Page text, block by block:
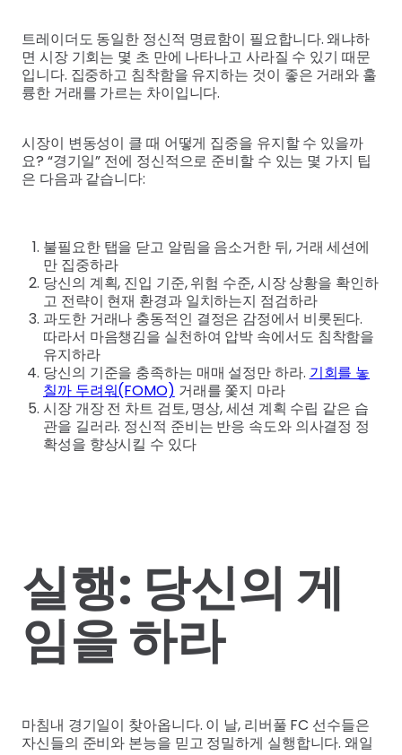
트레이더도 동일한 정신적 명료함이 필요합니다. 왜냐하
면 시장 기회는 몇 초 만에 나타나고 사라질 수 있기 때문
입니다. 집중하고 침착함을 유지하는 것이 좋은 거래와 훌
륭한 거래를 가르는 차이입니다.
시장이 변동성이 클 때 어떻게 집중을 유지할 수 있을까
요? “경기일” 전에 정신적으로 준비할 수 있는 몇 가지 팁
은 다음과 같습니다:
불필요한 탭을 닫고 알림을 음소거한 뒤, 거래 세션에
만 집중하라
당신의 계획, 진입 기준, 위험 수준, 시장 상황을 확인하
고 전략이 현재 환경과 일치하는지 점검하라
과도한 거래나 충동적인 결정은 감정에서 비롯된다.
따라서 마음챙김을 실천하여 압박 속에서도 침착함을
유지하라
당신의 기준을 충족하는 매매 설정만 하라. 기회를 놓
칠까 두려워(FOMO) 거래를 쫓지 마라
시장 개장 전 차트 검토, 명상, 세션 계획 수립 같은 습
관을 길러라. 정신적 준비는 반응 속도와 의사결정 정
확성을 향상시킬 수 있다
실행: 당신의 게
임을 하라
마침내 경기일이 찾아옵니다. 이 날, 리버풀 FC 선수들은
자신들의 준비와 본능을 믿고 정밀하게 실행합니다. 왜일